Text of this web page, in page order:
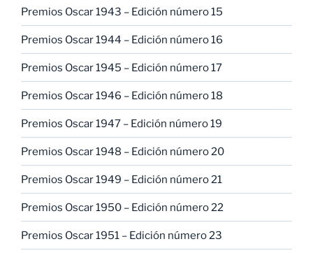
Premios Oscar 1943 – Edición número 15
Premios Oscar 1944 – Edición número 16
Premios Oscar 1945 – Edición número 17
Premios Oscar 1946 – Edición número 18
Premios Oscar 1947 – Edición número 19
Premios Oscar 1948 – Edición número 20
Premios Oscar 1949 – Edición número 21
Premios Oscar 1950 – Edición número 22
Premios Oscar 1951 – Edición número 23